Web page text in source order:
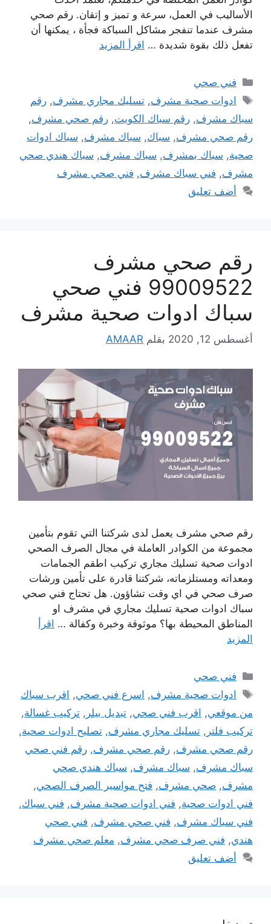
الأساليب في العمل، سرعة و تميز و إتقان. رقم صحي
مشرف عندما تنفجر مشاكل السباكة فجأة ، يمكنها أن
تفعل ذلك بقوة شديدة … اقرأ المزيد
التصنيفات
فني صحي
الوسوم
ادوات صحية مشرف,تسليك مجاري مشرف,رقم
سباك مشرف, رقم سباك الكويت, رقم صحي مشرف,
رقم صحي مشرف, سباك, سباك مشرف, سباك ادوات
صحية, سباك بمشرف, سباك مشرف, سباك هندي صحي
مشرف, فني سباك مشرف, فني صحي مشرف
أضف تعليق
رقم صحي مشرف
99009522 فني صحي
سباك ادوات صحية مشرف
أغسطس 12, 2020 بقلم AMAAR
رقم صحي مشرف يعمل لدى شركتنا التي تقوم بتأمين
مجموعة من الكوادر العاملة في مجال الصرف الصحي
ادوات صحية تسليك مجاري تركيب اطقم الجمامات
ومعداته ومستلزماته، شركتنا قادرة على تأمين ورشات
صرف صحي في اي وقت تشاؤون. هل تحتاج فني صحي
سباك ادوات صحية تسليك مجاري في مشرف او
المناطق المحيطة بها؟ موثوقة وخبرة وكفالة … اقرأ
المزيد
التصنيفات
فني صحي
الوسوم
ادوات صحية مشرف, اسرع فني صحي, اقرب سباك
من موقعي, اقرب فني صحي, تبديل بيلر , تركيب غسالة,
تركيب فلتر , تسليك مجاري مشرف, تصليح ادوات صحية,
رقم صحي مشرف, رقم صحي مشرف, رقم فني صحي
سباك مشرف, سباك مشرف, سباك هندي صحي
مشرف, صحي مشرف, فتح مواسير الصرف الصحي,
فني ادوات صحية, فني ادوات صحية مشرف, فني سباك,
فني سباك مشرف, فني صحي مشرف, فني صحي
هندي, فني صرف صحي مشرف, معلم صحي مشرف
أضف تعليق